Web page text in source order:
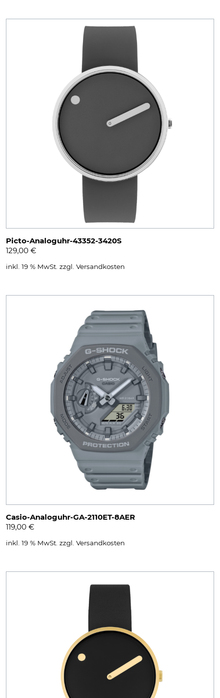
Picto-Analoguhr-43352-3420S
129,00 €
inkl. 19 % MwSt. zzgl. Versandkosten
Casio-Analoguhr-GA-2110ET-8AER
119,00 €
inkl. 19 % MwSt. zzgl. Versandkosten